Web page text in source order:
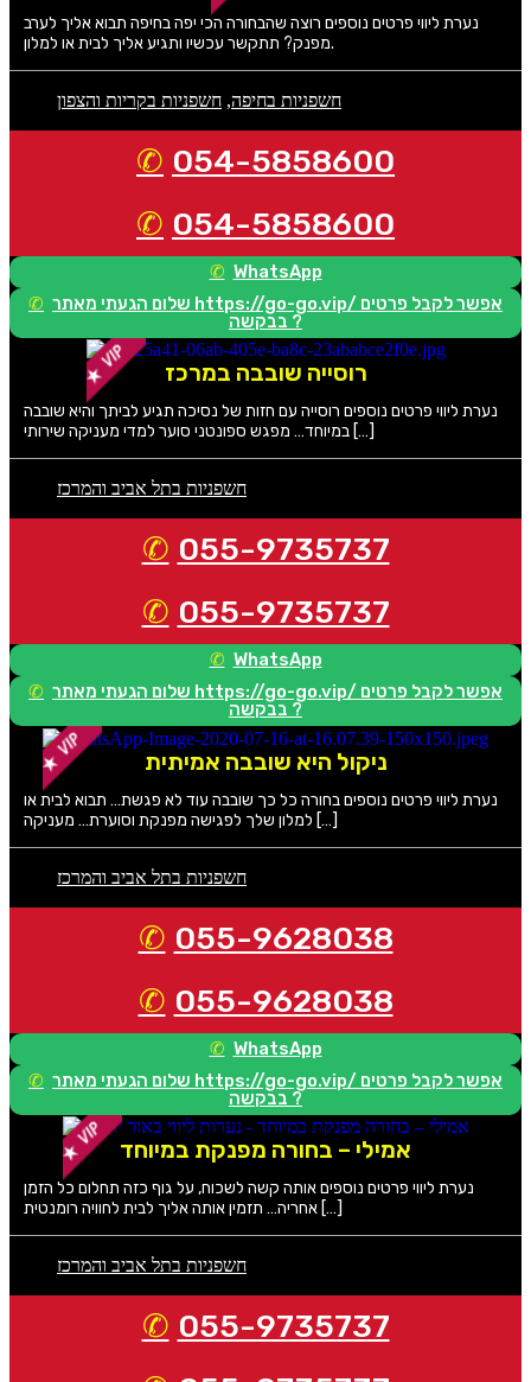
נערת ליווי פרטים נוספים רוצה שהבחורה הכי יפה בחיפה תבוא אליך לערב
מפנק? תתקשר עכשיו ותגיע אליך לבית או למלון.
חשפניות בחיפה, חשפניות בקריות והצפון
054-5858600
054-5858600
WhatsApp
שלום הגעתי מאתר https://go-go.vip/ אפשר לקבל פרטים
בבקשה ?
רוסייה שובבה במרכז
נערת ליווי פרטים נוספים רוסייה עם חזות של נסיכה תגיע לביתך והיא שובבה
במיוחד… מפגש ספונטני סוער למדי מעניקה שירותי […]
חשפניות בתל אביב והמרכז
055-9735737
055-9735737
WhatsApp
שלום הגעתי מאתר https://go-go.vip/ אפשר לקבל פרטים
בבקשה ?
ניקול היא שובבה אמיתית
נערת ליווי פרטים נוספים בחורה כל כך שובבה עוד לא פגשת… תבוא לבית או
למלון שלך לפגישה מפנקת וסוערת… מעניקה […]
חשפניות בתל אביב והמרכז
055-9628038
055-9628038
WhatsApp
שלום הגעתי מאתר https://go-go.vip/ אפשר לקבל פרטים
בבקשה ?
אמילי – בחורה מפנקת במיוחד
נערת ליווי פרטים נוספים אותה קשה לשכוח, על גוף כזה תחלום כל הזמן
אחריה… תזמין אותה אליך לבית לחוויה רומנטית […]
חשפניות בתל אביב והמרכז
055-9735737